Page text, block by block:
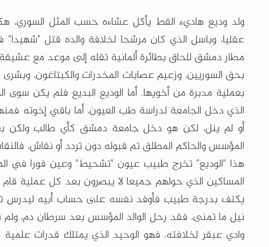
ولد وديع هاديء القط يأكل عشاءه حسب المثل
عقليا، وباسل الذي كان مرشحا لخلافة والده قتل
مطار دمشق للحاق بطائرة ألمانية تقله إلى موعد مع
بحق السوريين، وزعيم عصابات المخدرات والكبتاغون،
بعملية مدبرة من أخويها. أما الوديع البديع فلم يكن
الذي دخل الجامعة لدراسة طب العيون، أما باقي إخوته
أو لم ينل، لكن هو دخل جامعة دمشق كأي طالب ولكن
المؤسس والحاكم المطلق تم قبوله دون تردد أو نقاش،
هذا "الوديع" تخرج طبيب عيون "تشحيط" وعين فورا في
المساكين الذي حولهم جميعا لا يبصرون بعد كل عملية
يكتف بدرجة طبيب فأوفد نفسه على حساب أبيه ليدرس
نيل ما تمنى، فقد رحل الوالد المؤسس بعد سرطان دم،
وادي عبقر لخلافته، فهو الوحيد الذي يمتلك قدرات